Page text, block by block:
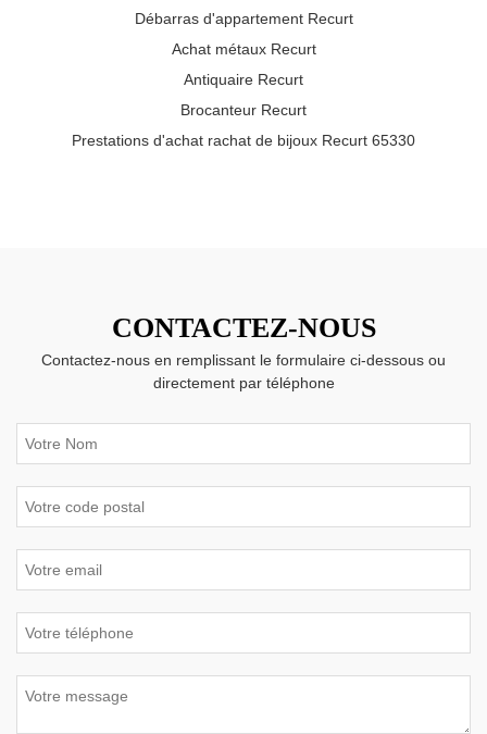
Débarras d'appartement Recurt
Achat métaux Recurt
Antiquaire Recurt
Brocanteur Recurt
Prestations d'achat rachat de bijoux Recurt 65330
CONTACTEZ-NOUS
Contactez-nous en remplissant le formulaire ci-dessous ou
directement par téléphone